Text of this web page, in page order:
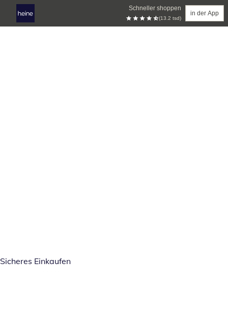
Schneller shoppen
(13.2 tsd)
in der App
Sicheres Einkaufen